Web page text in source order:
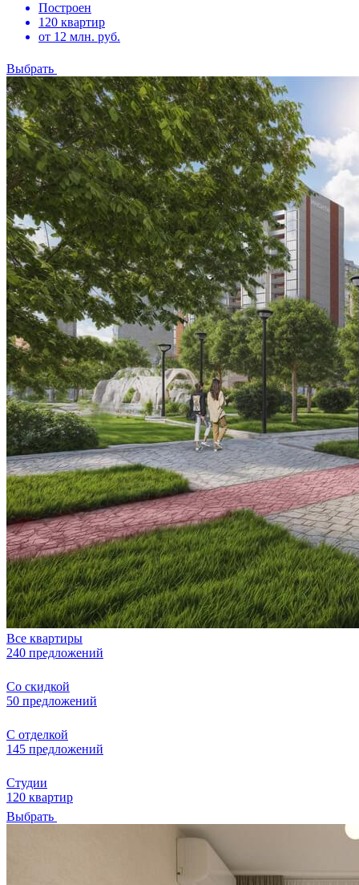
Построен
120 квартир
от 12 млн. руб.
Выбрать
Все квартиры
240 предложений
Со скидкой
50 предложений
С отделкой
145 предложений
Студии
120 квартир
Выбрать